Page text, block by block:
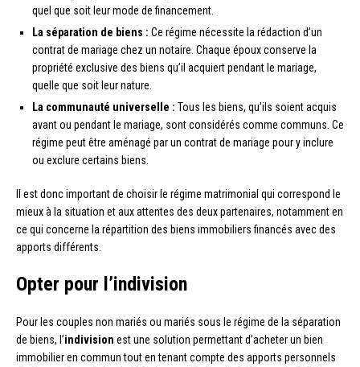
quel que soit leur mode de financement.
La séparation de biens : Ce régime nécessite la rédaction d’un
contrat de mariage chez un notaire. Chaque époux conserve la
propriété exclusive des biens qu’il acquiert pendant le mariage,
quelle que soit leur nature.
La communauté universelle : Tous les biens, qu’ils soient acquis
avant ou pendant le mariage, sont considérés comme communs. Ce
régime peut être aménagé par un contrat de mariage pour y inclure
ou exclure certains biens.
Il est donc important de choisir le régime matrimonial qui correspond le
mieux à la situation et aux attentes des deux partenaires, notamment en
ce qui concerne la répartition des biens immobiliers financés avec des
apports différents.
Opter pour l’indivision
Pour les couples non mariés ou mariés sous le régime de la séparation
de biens, l’indivision est une solution permettant d’acheter un bien
immobilier en commun tout en tenant compte des apports personnels